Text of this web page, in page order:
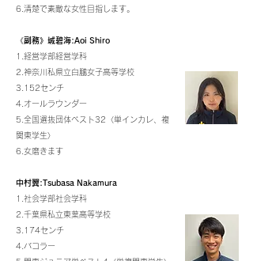
6.清楚で素敵な女性目指します。
《副務》城碧海:Aoi Shiro
1.経営学部経営学科
2.神奈川私県立白鵬女子高等学校
3.152センチ
4.オールラウンダー
5.全国選抜団体ベスト32〈単インカレ、複
関東学生〉
6.女磨きます
中村翼:Tsubasa Nakamura
1.社会学部社会学科
2.千葉県私立東葉高等学校
3.174センチ
4.バコラー